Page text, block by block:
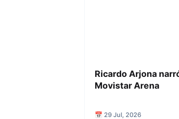
Ricardo Arjona
Movistar Arena
📅 29 Jul, 2026